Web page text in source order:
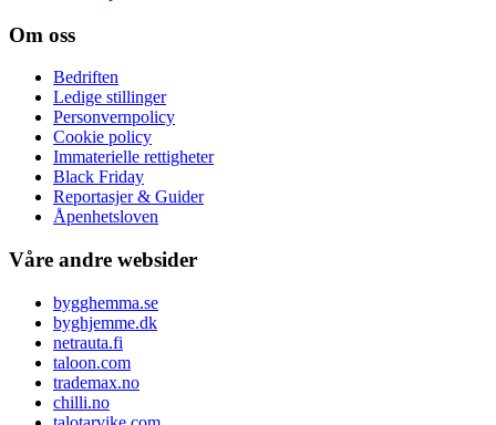
Om oss
Bedriften
Ledige stillinger
Personvernpolicy
Cookie policy
Immaterielle rettigheter
Black Friday
Reportasjer & Guider
Åpenhetsloven
Våre andre websider
bygghemma.se
byghjemme.dk
netrauta.fi
taloon.com
trademax.no
chilli.no